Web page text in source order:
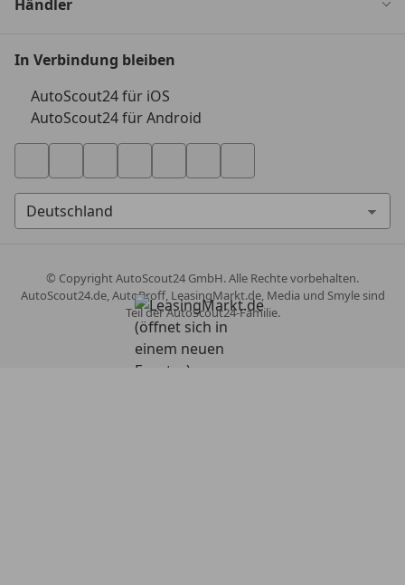
Händler
In Verbindung bleiben
AutoScout24 für iOS
AutoScout24 für Android
© CopyrightAutoScout24 GmbH. Alle Rechte vorbehalten.
AutoScout24.de, AutoProff, LeasingMarkt.de, Media und Smyle sind
Teil der AutoScout24-Familie.